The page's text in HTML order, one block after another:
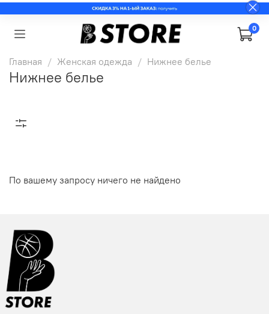
0
Главная Женская одежда Нижнее белье
Нижнее белье
По вашему запросу ничего не найдено